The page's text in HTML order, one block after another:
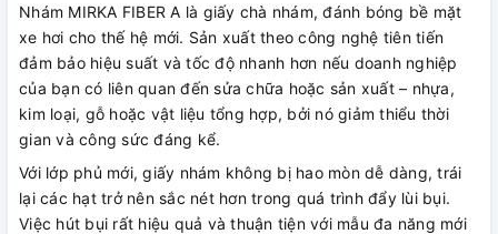
Nhám MIRKA FIBER A là giấy chà nhám, đánh bóng bề mặt
xe hơi cho thế hệ mới. Sản xuất theo công nghệ tiên tiến
đảm bảo hiệu suất và tốc độ nhanh hơn nếu doanh nghiệp
của bạn có liên quan đến sửa chữa hoặc sản xuất – nhựa,
kim loại, gỗ hoặc vật liệu tổng hợp, bởi nó giảm thiểu thời
gian và công sức đáng kể.
Với lớp phủ mới, giấy nhám không bị hao mòn dễ dàng, trái
lại các hạt trở nên sắc nét hơn trong quá trình đẩy lùi bụi.
Việc hút bụi rất hiệu quả và thuận tiện với mẫu đa năng mới